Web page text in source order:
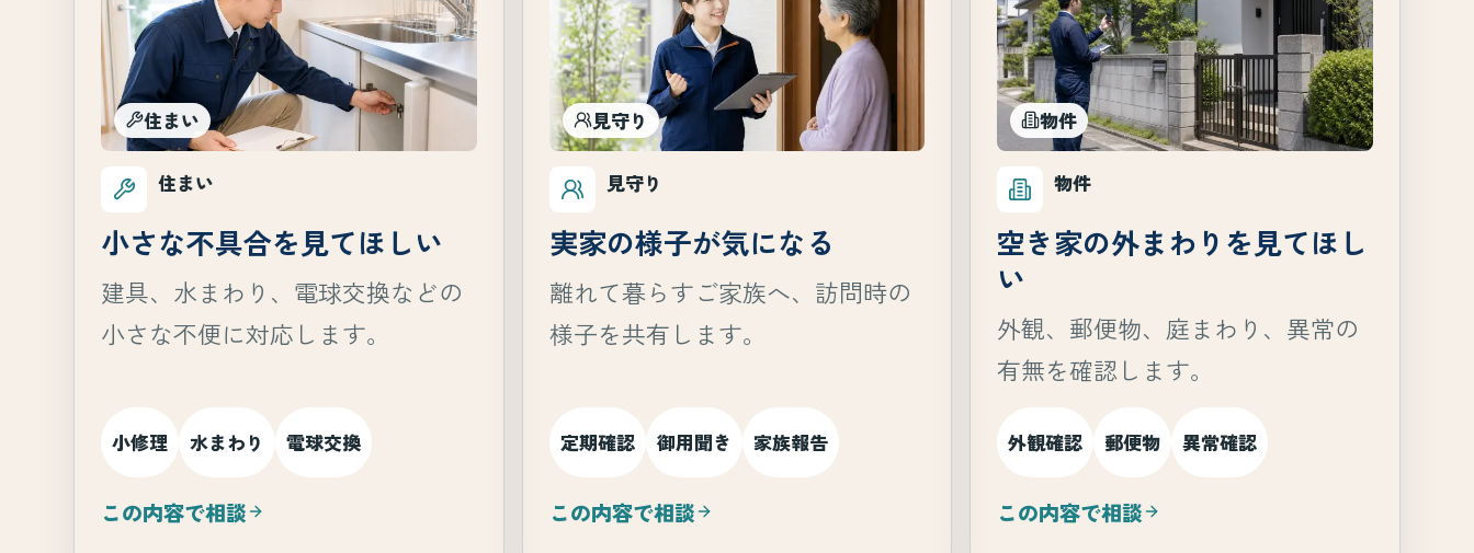
住まい
住まい
小さな不具合を見てほしい
建具、水まわり、電球交換などの
小さな不便に対応します。
小修理 水まわり 電球交換
この内容で相談
見守り
見守り
実家の様子が気になる
離れて暮らすご家族へ、訪問時の
様子を共有します。
定期確認 御用聞き 家族報告
この内容で相談
物件
物件
空き家の外まわりを見てほし
い
外観、郵便物、庭まわり、異常の
有無を確認します。
外観確認 郵便物 異常確認
この内容で相談